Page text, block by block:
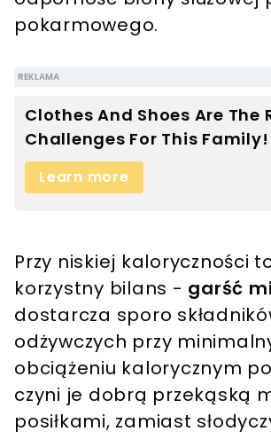
pokarmowego.
Przy niskiej kaloryczności
korzystny bilans - garść
dostarcza sporo
odżywczych przy
obciążeniu kalorycznym
czyni je dobrą przekąską
posiłkami, zamiast